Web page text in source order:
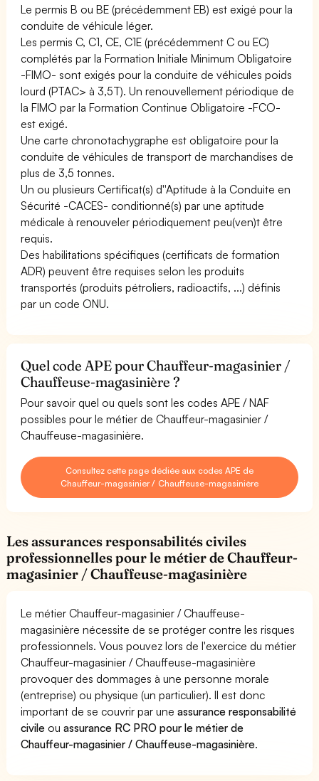
Le permis B ou BE (précédemment EB) est exigé pour la
conduite de véhicule léger.
Les permis C, C1, CE, C1E (précédemment C ou EC)
complétés par la Formation Initiale Minimum Obligatoire
-FIMO- sont exigés pour la conduite de véhicules poids
lourd (PTAC> à 3,5T). Un renouvellement périodique de
la FIMO par la Formation Continue Obligatoire -FCO-
est exigé.
Une carte chronotachygraphe est obligatoire pour la
conduite de véhicules de transport de marchandises de
plus de 3,5 tonnes.
Un ou plusieurs Certificat(s) d''Aptitude à la Conduite en
Sécurité -CACES- conditionné(s) par une aptitude
médicale à renouveler périodiquement peu(ven)t être
requis.
Des habilitations spécifiques (certificats de formation
ADR) peuvent être requises selon les produits
transportés (produits pétroliers, radioactifs, ...) définis
par un code ONU.
Quel code APE pour Chauffeur-magasinier /
Chauffeuse-magasinière ?
Pour savoir quel ou quels sont les codes APE / NAF
possibles pour le métier de Chauffeur-magasinier /
Chauffeuse-magasinière.
Consultez cette page dédiée aux codes APE de
Chauffeur-magasinier / Chauffeuse-magasinière
Les assurances responsabilités civiles
professionnelles pour le métier de Chauffeur-
magasinier / Chauffeuse-magasinière
Le métier Chauffeur-magasinier / Chauffeuse-
magasinière nécessite de se protéger contre les risques
professionnels. Vous pouvez lors de l'exercice du métier
Chauffeur-magasinier / Chauffeuse-magasinière
provoquer des dommages à une personne morale
(entreprise) ou physique (un particulier). Il est donc
important de se couvrir par uneassurance responsabilité
civile ouassurance RC PRO pour le métier de
Chauffeur-magasinier / Chauffeuse-magasinière.